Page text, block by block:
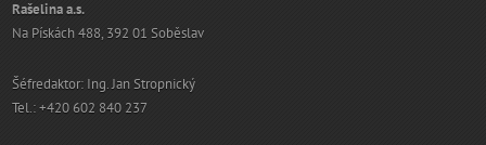
Rašelina a.s.
Na Pískách 488, 392 01 Soběslav
Šéfredaktor: Ing. Jan Stropnický
Tel.: +420 602 840 237